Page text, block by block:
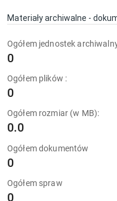
Materiały archiwalne -
Ogółem jednostek
0
Ogółem plików :
0
Ogółem rozmiar (w MB):
0.0
Ogółem dokumentów
0
Ogółem spraw
0